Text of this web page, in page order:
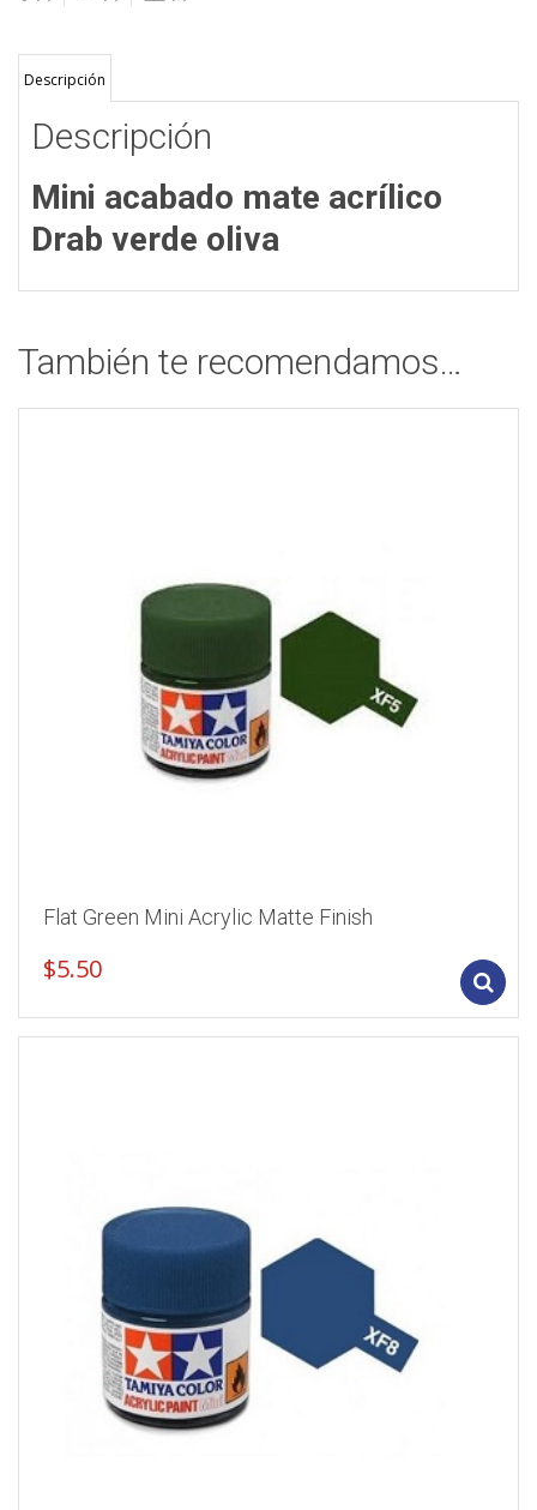
Descripción
Descripción
Mini acabado mate acrílico
Drab verde oliva
También te recomendamos…
Flat Green Mini Acrylic Matte Finish
$5.50